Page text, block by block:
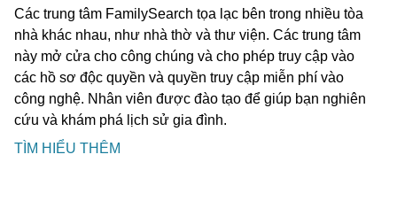
Các trung tâm FamilySearch tọa lạc bên trong nhiều tòa
nhà khác nhau, như nhà thờ và thư viện. Các trung tâm
này mở cửa cho công chúng và cho phép truy cập vào
các hồ sơ độc quyền và quyền truy cập miễn phí vào
công nghệ. Nhân viên được đào tạo để giúp bạn nghiên
cứu và khám phá lịch sử gia đình.
TÌM HIỂU THÊM